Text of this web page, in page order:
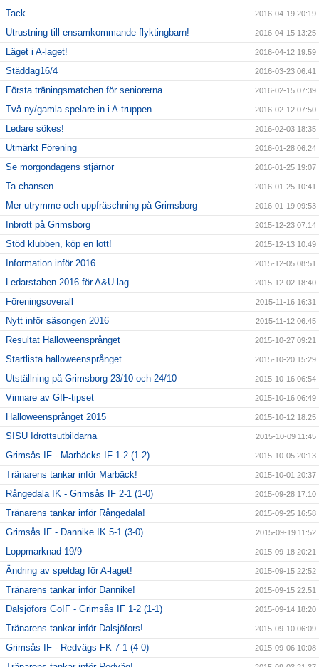
Tack 2016-04-19 20:19
Utrustning till ensamkommande flyktingbarn! 2016-04-15 13:25
Läget i A-laget! 2016-04-12 19:59
Städdag16/4 2016-03-23 06:41
Första träningsmatchen för seniorerna 2016-02-15 07:39
Två ny/gamla spelare in i A-truppen 2016-02-12 07:50
Ledare sökes! 2016-02-03 18:35
Utmärkt Förening 2016-01-28 06:24
Se morgondagens stjärnor 2016-01-25 19:07
Ta chansen 2016-01-25 10:41
Mer utrymme och uppfräschning på Grimsborg 2016-01-19 09:53
Inbrott på Grimsborg 2015-12-23 07:14
Stöd klubben, köp en lott! 2015-12-13 10:49
Information inför 2016 2015-12-05 08:51
Ledarstaben 2016 för A&U-lag 2015-12-02 18:40
Föreningsoverall 2015-11-16 16:31
Nytt inför säsongen 2016 2015-11-12 06:45
Resultat Halloweensprånget 2015-10-27 09:21
Startlista halloweensprånget 2015-10-20 15:29
Utställning på Grimsborg 23/10 och 24/10 2015-10-16 06:54
Vinnare av GIF-tipset 2015-10-16 06:49
Halloweensprånget 2015 2015-10-12 18:25
SISU Idrottsutbildarna 2015-10-09 11:45
Grimsås IF - Marbäcks IF 1-2 (1-2) 2015-10-05 20:13
Tränarens tankar inför Marbäck! 2015-10-01 20:37
Rångedala IK - Grimsås IF 2-1 (1-0) 2015-09-28 17:10
Tränarens tankar inför Rångedala! 2015-09-25 16:58
Grimsås IF - Dannike IK 5-1 (3-0) 2015-09-19 11:52
Loppmarknad 19/9 2015-09-18 20:21
Ändring av speldag för A-laget! 2015-09-15 22:52
Tränarens tankar inför Dannike! 2015-09-15 22:51
Dalsjöfors GoIF - Grimsås IF 1-2 (1-1) 2015-09-14 18:20
Tränarens tankar inför Dalsjöfors! 2015-09-10 06:09
Grimsås IF - Redvägs FK 7-1 (4-0) 2015-09-06 10:08